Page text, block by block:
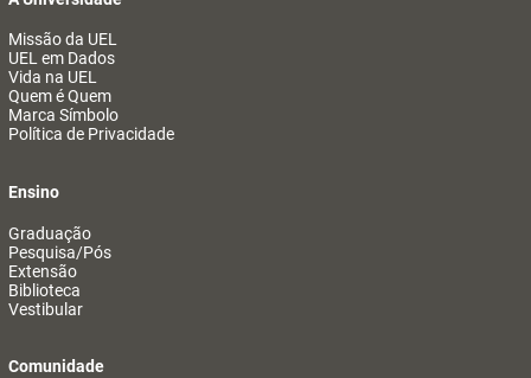
Missão da UEL
UEL em Dados
Vida na UEL
Quem é Quem
Marca Símbolo
Política de Privacidade
Ensino
Graduação
Pesquisa/Pós
Extensão
Biblioteca
Vestibular
Comunidade